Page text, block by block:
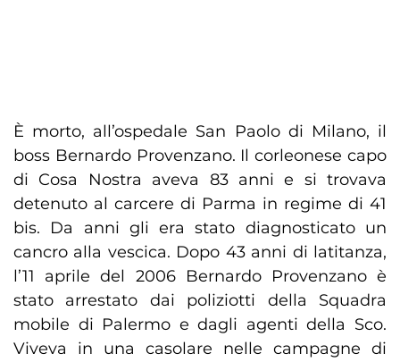
È morto, all’ospedale San Paolo di Milano, il
boss Bernardo Provenzano. Il corleonese capo
di Cosa Nostra aveva 83 anni e si trovava
detenuto al carcere di Parma in regime di 41
bis. Da anni gli era stato diagnosticato un
cancro alla vescica. Dopo 43 anni di latitanza,
l’11 aprile del 2006 Bernardo Provenzano è
stato arrestato dai poliziotti della Squadra
mobile di Palermo e dagli agenti della Sco.
Viveva in una casolare nelle campagne di